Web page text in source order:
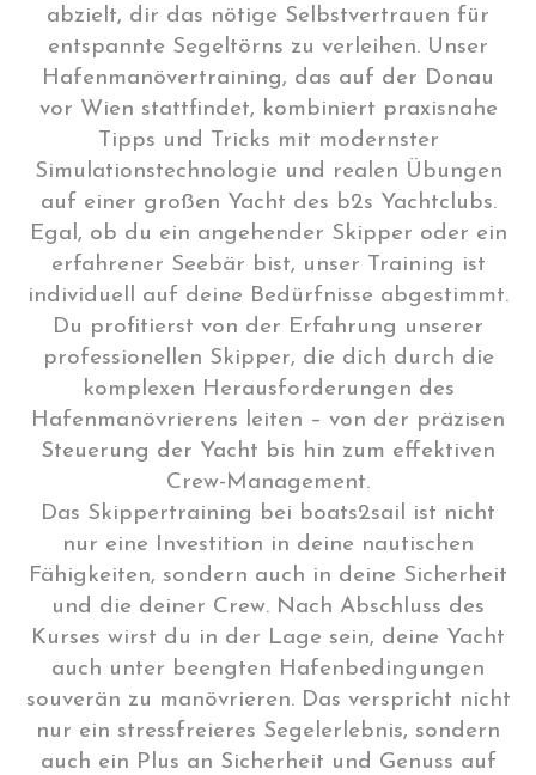
abzielt, dir das nötige Selbstvertrauen für
entspannte Segeltörns zu verleihen. Unser
Hafenmanövertraining, das auf der Donau
vor Wien stattfindet, kombiniert praxisnahe
Tipps und Tricks mit modernster
Simulationstechnologie und realen Übungen
auf einer großen Yacht des b2s Yachtclubs.
Egal, ob du ein angehender Skipper oder ein
erfahrener Seebär bist, unser Training ist
individuell auf deine Bedürfnisse abgestimmt.
Du profitierst von der Erfahrung unserer
professionellen Skipper, die dich durch die
komplexen Herausforderungen des
Hafenmanövrierens leiten – von der präzisen
Steuerung der Yacht bis hin zum effektiven
Crew-Management.
Das Skippertraining bei boats2sail ist nicht
nur eine Investition in deine nautischen
Fähigkeiten, sondern auch in deine Sicherheit
und die deiner Crew. Nach Abschluss des
Kurses wirst du in der Lage sein, deine Yacht
auch unter beengten Hafenbedingungen
souverän zu manövrieren. Das verspricht nicht
nur ein stressfreieres Segelerlebnis, sondern
auch ein Plus an Sicherheit und Genuss auf